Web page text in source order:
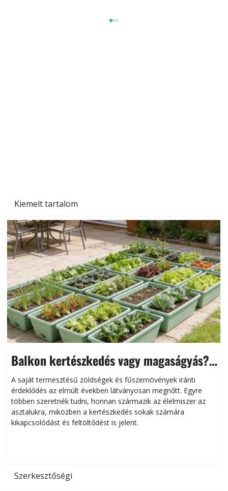
Kiemelt tartalom
Balkon kertészkedés vagy magaságyás?
Helytakarékos kertészkedés
A saját termesztésű zöldségek és fűszernövények iránti
érdeklődés az elmúlt években látványosan megnőtt. Egyre
többen szeretnék tudni, honnan származik az élelmiszer az
asztalukra, miközben a kertészkedés sokak számára
kikapcsolódást és feltöltődést is jelent.
Szerkesztőségi